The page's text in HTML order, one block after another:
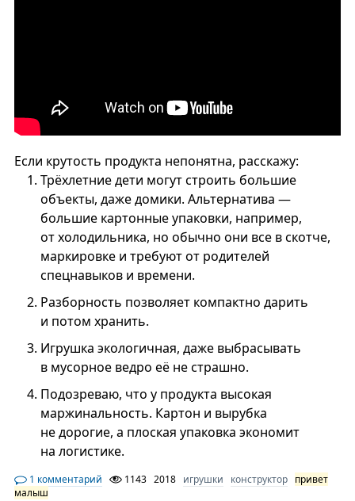
Если крутость продукта непонятна, расскажу:
Трёхлетние дети могут строить большие
объекты, даже домики. Альтернатива —
большие картонные упаковки, например,
от холодильника, но обычно они все в скотче,
маркировке и требуют от родителей
спецнавыков и времени.
Разборность позволяет компактно дарить
и потом хранить.
Игрушка экологичная, даже выбрасывать
в мусорное ведро её не страшно.
Подозреваю, что у продукта высокая
маржинальность. Картон и вырубка
не дорогие, а плоская упаковка экономит
на логистике.
1 комментарий 1143 2018 игрушки конструктор привет
малыш